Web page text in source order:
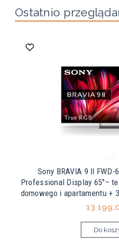
Ostatnio
Sony BRAVIA 9 II FWD-
Professional Display 65"–
domowego i apartamentu +
13
Do